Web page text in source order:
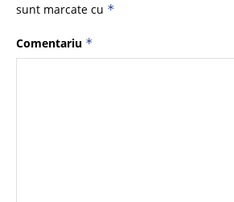
sunt marcate cu *
Comentariu *